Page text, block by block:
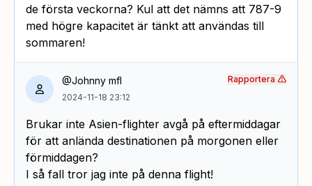
de första veckorna? Kul att det nämns att 787-9
med högre kapacitet är tänkt att användas till
sommaren!
@Johnny mfl
2024-11-18 23:12
Brukar inte Asien-flighter avgå på eftermiddagar
för att anlända destinationen på morgonen eller
förmiddagen?
I så fall tror jag inte på denna flight!
Rapportera